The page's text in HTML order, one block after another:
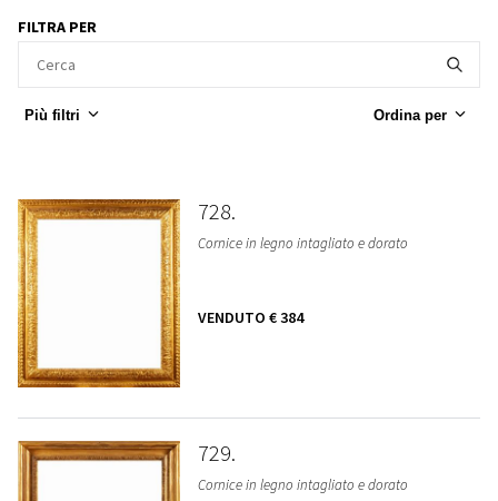
FILTRA PER
Più filtri Ordina per
728
Cornice in legno intagliato e dorato
VENDUTO € 384
729
Cornice in legno intagliato e dorato